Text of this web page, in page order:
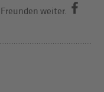
weiter.